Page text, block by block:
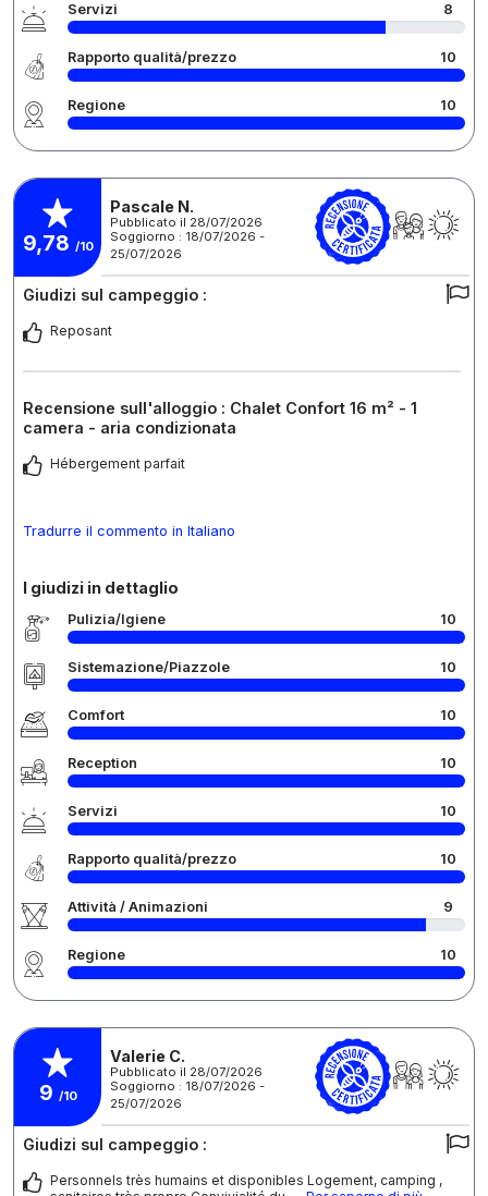
Servizi 8
Rapporto qualità/prezzo 10
Regione 10
9,78 /10
Pascale N.
Pubblicato il 28/07/2026
Soggiorno : 18/07/2026 -
25/07/2026
Giudizi sul campeggio :
Reposant
Recensione sull'alloggio : Chalet Confort 16 m² - 1
camera - aria condizionata
Hébergement parfait
Tradurre il commento in Italiano
I giudizi in dettaglio
Pulizia/Igiene 10
Sistemazione/Piazzole 10
Comfort 10
Reception 10
Servizi 10
Rapporto qualità/prezzo 10
Attività / Animazioni 9
Regione 10
9 /10
Valerie C.
Pubblicato il 28/07/2026
Soggiorno : 18/07/2026 -
25/07/2026
Giudizi sul campeggio :
Personnels très humains et disponibles Logement, camping ,